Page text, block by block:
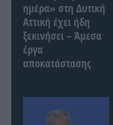
ημέρα» στη Δυτική
Αττική έχει ήδη
ξεκινήσει – Άμεσα
έργα
αποκατάστασης